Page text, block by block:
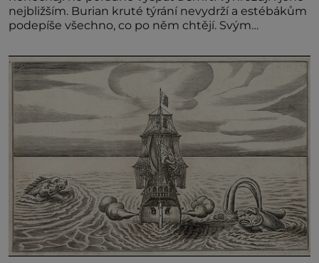
nejbližším. Burian kruté týrání nevydrží a estébákům
podepíše všechno, co po něm chtějí. Svým
výslechů nikdo nevyvíjel fyzický ani psychický nátlak.
Syn brněnského řezníka chce být knězem a